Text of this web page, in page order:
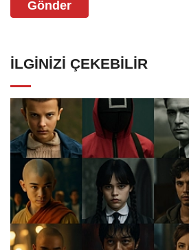
Gönder
İLGINIZI ÇEKEBILIR